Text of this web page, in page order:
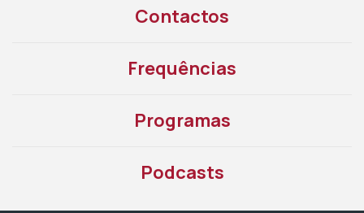
Contactos
Frequências
Programas
Podcasts